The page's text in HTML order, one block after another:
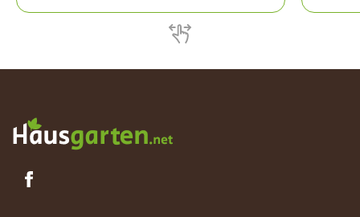
stellen sich oft heftige Vergiftungen nach